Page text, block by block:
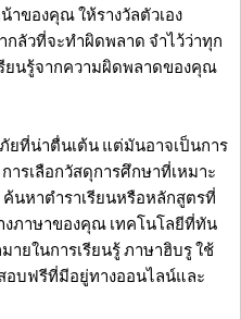
ของคุณ ให้รางวัลตัวเอง
ลัวที่จะทำผิดพลาด จำไว้ว่าทุก
ยนรู้จากความผิดพลาดของคุณ
ยที่น่าตื่นเต้น แต่มันอาจเป็นการ
ารเลือกวัสดุการศึกษาที่เหมาะ
นหาตำราเรียนหรือหลักสูตรที่
งภาษาของคุณ เทคโนโลยีที่ทัน
ายในการเรียนรู้ ภาษาฮิบรู ใช้
อบฟรีที่มีอยู่ทางออนไลน์และ